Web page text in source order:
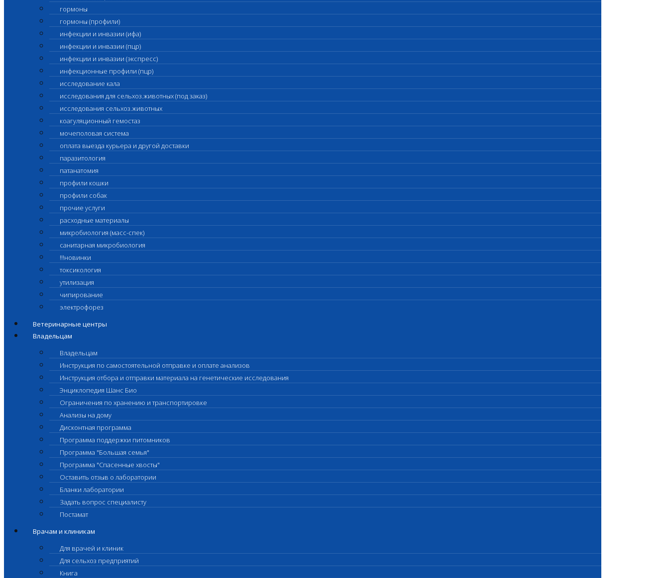
гормоны
гормоны (профили)
инфекции и инвазии (ифа)
инфекции и инвазии (пцр)
инфекции и инвазии (экспресс)
инфекционные профили (пцр)
исследование кала
исследования для сельхоз.животных (под заказ)
исследования сельхоз.животных
коагуляционный гемостаз
мочеполовая система
оплата выезда курьера и другой доставки
паразитология
патанатомия
профили кошки
профили собак
прочие услуги
расходные материалы
микробиология (масс-спек)
санитарная микробиология
!!!новинки
токсикология
утилизация
чипирование
электрофорез
Ветеринарные центры
Владельцам
Владельцам
Инструкция по самостоятельной отправке и оплате анализов
Инструкция отбора и отправки материала на генетические исследования
Энциклопедия Шанс Био
Ограничения по хранению и транспортировке
Анализы на дому
Дисконтная программа
Программа поддержки питомников
Программа "Большая семья"
Программа "Спасенные хвосты"
Оставить отзыв о лаборатории
Бланки лаборатории
Задать вопрос специалисту
Постамат
Врачам и клиникам
Для врачей и клиник
Для сельхоз предприятий
Книга